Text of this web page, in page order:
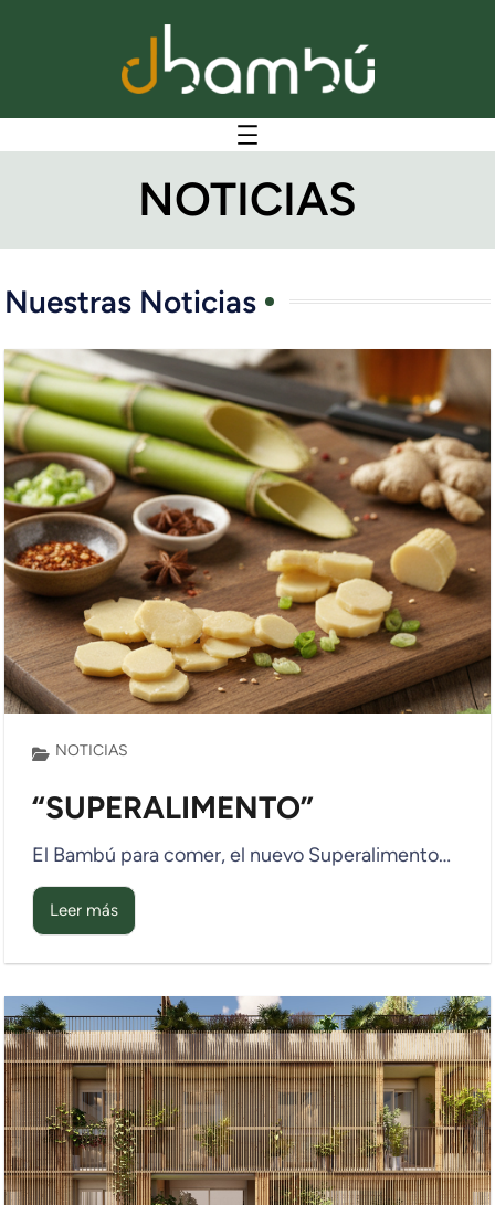
NOTICIAS
Nuestras Noticias
NOTICIAS
“SUPERALIMENTO”
El Bambú para comer, el nuevo Superalimento…
Leer más